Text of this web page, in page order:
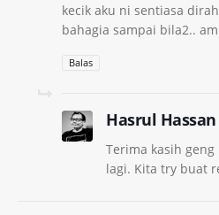
kecik aku ni sentiasa
bahagia sampai bila2..
Balas
Hasrul Hassan
Terima kasih
lagi. Kita try buat